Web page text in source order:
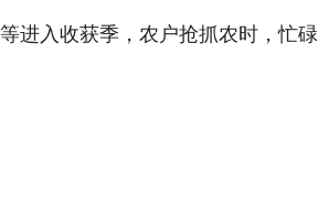
入收获季，农户抢抓农时，忙碌